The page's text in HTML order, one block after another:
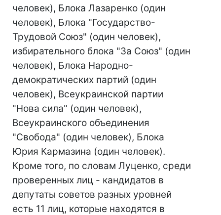
человек), Блока Лазаренко (один
человек), Блока "Государство-
Трудовой Союз" (один человек),
избирательного блока "За Союз" (один
человек), Блока Народно-
демократических партий (один
человек), Всеукраинской партии
"Нова сила" (один человек),
Всеукраинского объединения
"Свобода" (один человек), Блока
Юрия Кармазина (один человек).
Кроме того, по словам Луценко, среди
проверенных лиц - кандидатов в
депутаты советов разных уровней
есть 11 лиц, которые находятся в